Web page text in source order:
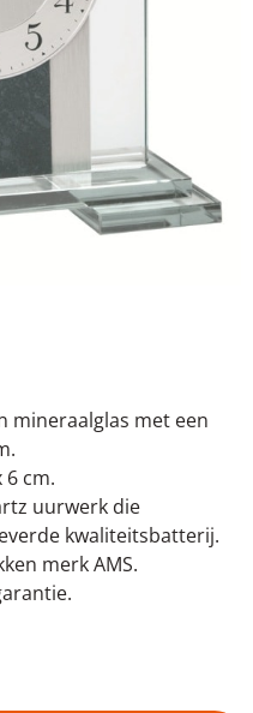
mineraalglas met een
6 cm.
uurwerk die
kwaliteitsbatterij.
merk AMS.